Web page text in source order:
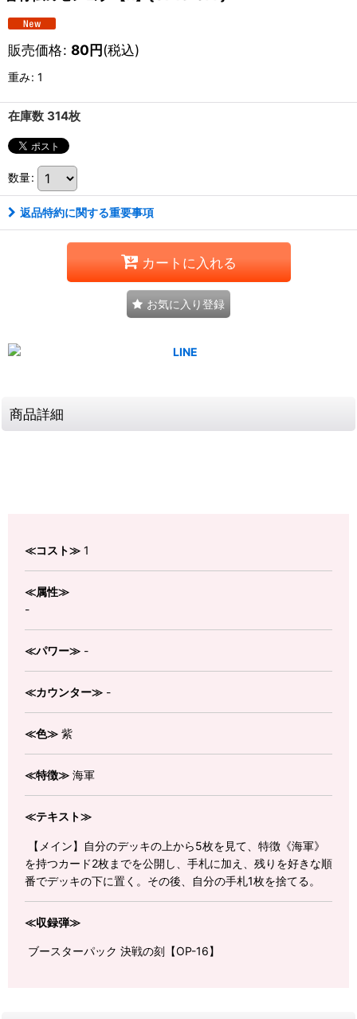
販売価格: 80円(税込)
重み: 1
在庫数 314枚
数量:
返品特約に関する重要事項
カートに入れる
お気に入り登録
商品詳細
≪コスト≫ 1
≪属性≫
-
≪パワー≫ -
≪カウンター≫ -
≪色≫ 紫
≪特徴≫ 海軍
≪テキスト≫
【メイン】自分のデッキの上から5枚を見て、特徴《海軍》
を持つカード2枚までを公開し、手札に加え、残りを好きな順
番でデッキの下に置く。その後、自分の手札1枚を捨てる。
≪収録弾≫
ブースターパック 決戦の刻【OP-16】